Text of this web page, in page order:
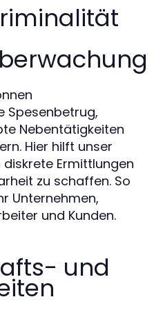
Spesenbetrug,
Nebentätigkeiten
Hier hilft unser
Ermittlungen
zu schaffen. So
Unternehmen,
und Kunden.
und